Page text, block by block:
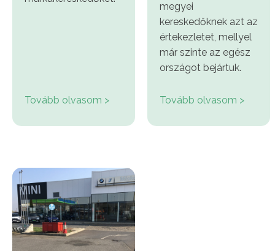
Tovább olvasom >
megyei
kereskedőknek azt az
értekezletet, mellyel
már szinte az egész
országot bejártuk.
Tovább olvasom >